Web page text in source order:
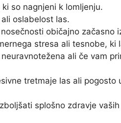
so nagnjeni k lomljenju.
oslabelost las.
običajno začasno
stresa ali tesnobe, ki
ali če vam
tretmaje las ali
splošno zdravje vaših